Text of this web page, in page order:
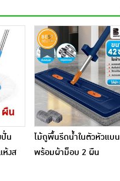
น
ห้งส
ไม้ถูพื้นรีดน้ำในตัวหัวแบน
พร้อมผ้าม็อบ 2 ผืน